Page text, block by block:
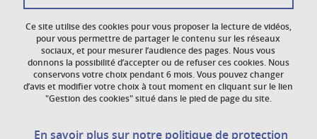
Accessibilité : non conforme
Politique des cookies
Réclamations
Ce site utilise des cookies pour vous proposer la lecture de vidéos,
pour vous permettre de partager le contenu sur les réseaux
sociaux, et pour mesurer l’audience des pages. Nous vous
donnons la possibilité d’accepter ou de refuser ces cookies. Nous
conservons votre choix pendant 6 mois. Vous pouvez changer
d’avis et modifier votre choix à tout moment en cliquant sur le lien
"Gestion des cookies" situé dans le pied de page du site.
En savoir plus sur notre politique de protection